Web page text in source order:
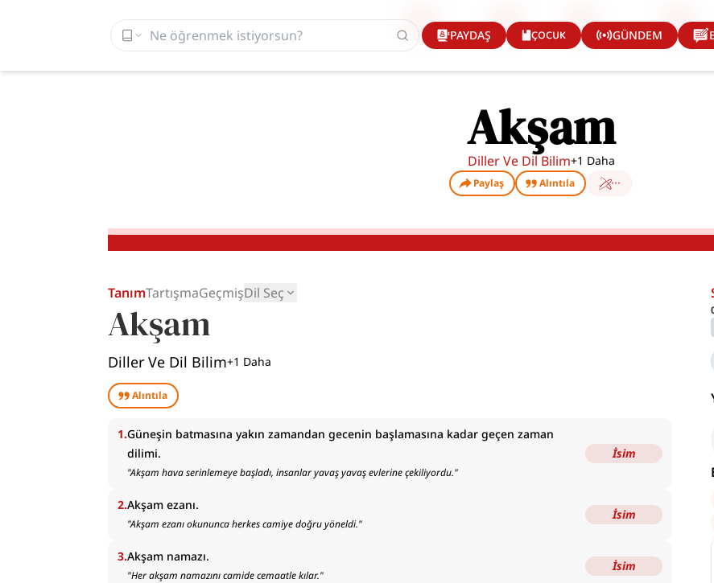
PAYDAŞ ÇOCUK GÜNDEM
Akşam
Diller Ve Dil Bilim+1 Daha
Paylaş Alıntıla
TanımTartışmaGeçmişDil Seç
Akşam
Diller Ve Dil Bilim+1 Daha
Alıntıla
1.Güneşin batmasına yakın zamandan gecenin başlamasına kadar geçen zaman
dilimi.
"Akşam hava serinlemeye başladı, insanlar yavaş yavaş evlerine çekiliyordu."
İsim
2.Akşam ezanı.
"Akşam ezanı okununca herkes camiye doğru yöneldi."
İsim
3.Akşam namazı.
"Her akşam namazını camide cemaatle kılar."
İsim